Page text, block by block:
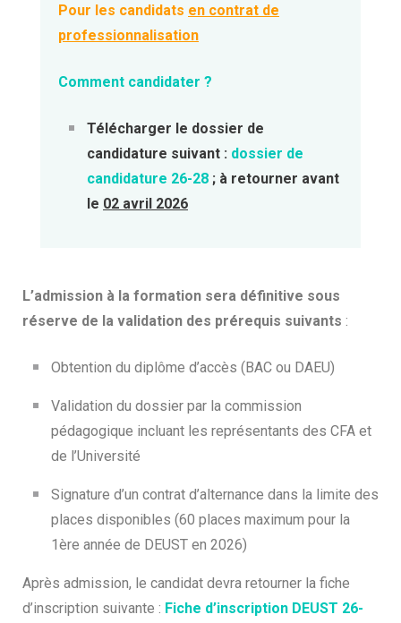
Pour les candidats en contrat de
professionnalisation
Comment candidater ?
Télécharger le dossier de
candidature suivant : dossier de
candidature 26-28 ; à retourner avant
le 02 avril 2026
L’admission à la formation sera définitive sous
réserve de la validation des prérequis suivants :
Obtention du diplôme d’accès (BAC ou DAEU)
Validation du dossier par la commission
pédagogique incluant les représentants des CFA et
de l’Université
Signature d’un contrat d’alternance dans la limite des
places disponibles (60 places maximum pour la
1ère année de DEUST en 2026)
Après admission, le candidat devra retourner la fiche
d’inscription suivante : Fiche d’inscription DEUST 26-